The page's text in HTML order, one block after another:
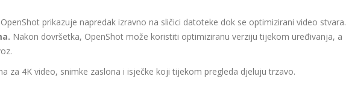
OpenShot prikazuje napredak izravno na sličici datoteke dok se optimizirani video stvara.
Nakon dovršetka, OpenShot može koristiti optimiziranu verziju tijekom uređivanja, a
za 4K video, snimke zaslona i isječke koji tijekom pregleda djeluju trzavo.